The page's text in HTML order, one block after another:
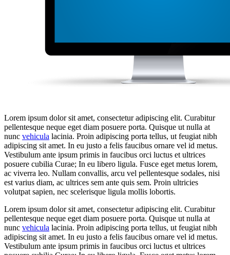
Lorem ipsum dolor sit amet, consectetur adipiscing elit. Curabitur
pellentesque neque eget diam posuere porta. Quisque ut nulla at
nunc vehicula lacinia. Proin adipiscing porta tellus, ut feugiat nibh
adipiscing sit amet. In eu justo a felis faucibus ornare vel id metus.
Vestibulum ante ipsum primis in faucibus orci luctus et ultrices
posuere cubilia Curae; In eu libero ligula. Fusce eget metus lorem,
ac viverra leo. Nullam convallis, arcu vel pellentesque sodales, nisi
est varius diam, ac ultrices sem ante quis sem. Proin ultricies
volutpat sapien, nec scelerisque ligula mollis lobortis.
Lorem ipsum dolor sit amet, consectetur adipiscing elit. Curabitur
pellentesque neque eget diam posuere porta. Quisque ut nulla at
nunc vehicula lacinia. Proin adipiscing porta tellus, ut feugiat nibh
adipiscing sit amet. In eu justo a felis faucibus ornare vel id metus.
Vestibulum ante ipsum primis in faucibus orci luctus et ultrices